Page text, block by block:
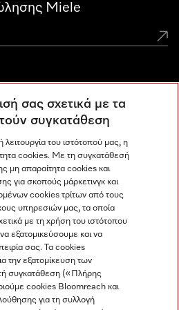
Miele
Center
σας σχετικά με τα
συγκατάθεση
λειτουργία του ιστότοπού μας, η
cookies. Με τη συγκατάθεσή
μη απαραίτητα cookies και
για σκοπούς μάρκετινγκ και
cookies τρίτων από τους
υπηρεσιών μας, τα οποία
με τη χρήση του ιστότοπου
εξατομικεύσουμε και να
σας. Τα cookies
την εξατομίκευση των
συγκατάθεση («Πλήρης
cookies Bloomreach και
για τη συλλογή